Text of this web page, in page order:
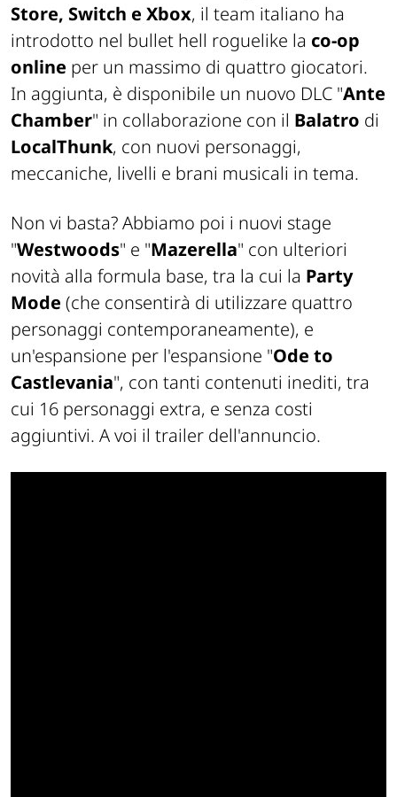
Store, Switch e Xbox, il team italiano ha
introdotto nel bullet hell roguelike la co-op
online per un massimo di quattro giocatori.
In aggiunta, è disponibile un nuovo DLC "Ante
Chamber" in collaborazione con il Balatro di
LocalThunk, con nuovi personaggi,
meccaniche, livelli e brani musicali in tema.
Non vi basta? Abbiamo poi i nuovi stage
"Westwoods" e "Mazerella" con ulteriori
novità alla formula base, tra la cui la Party
Mode (che consentirà di utilizzare quattro
personaggi contemporaneamente), e
un'espansione per l'espansione "Ode to
Castlevania", con tanti contenuti inediti, tra
cui 16 personaggi extra, e senza costi
aggiuntivi. A voi il trailer dell'annuncio.